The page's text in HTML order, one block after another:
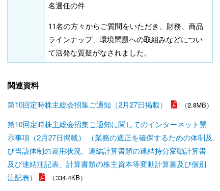
名選任の件
11名の方々からご質問をいただき、財務、商品
ラインナップ、環境問題への取組みなどについ
て活発な質疑がなされました。
関連資料
第10回定時株主総会招集ご通知（2月27日掲載） （2.8MB）
第10回定時株主総会招集ご通知に関してのインターネット開
示事項（2月27日掲載） （業務の適正を確保するための体制及
び当該体制の運用状況、連結計算書類の連結持分変動計算書
及び連結注記表、計算書類の株主資本等変動計算書及び個別
注記表）
（334.4KB）